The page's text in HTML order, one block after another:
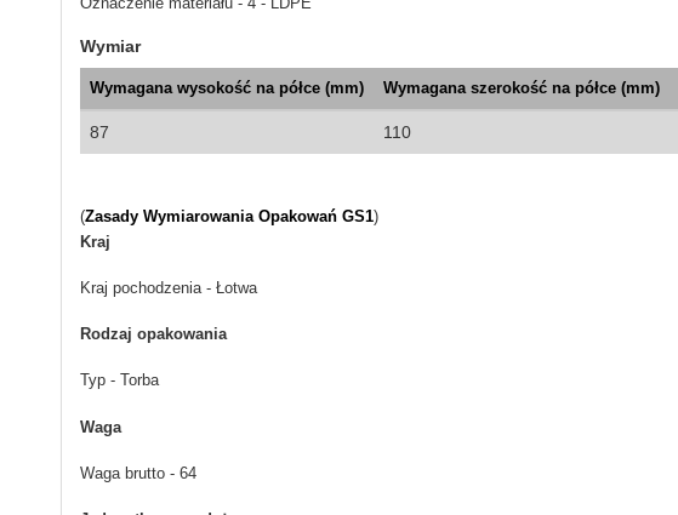
Wymiar
Wymagana wysokość na półce (mm) Wymagana szerokość na półce (mm)
87 110
(Zasady Wymiarowania Opakowań GS1)
Kraj
Kraj pochodzenia - Łotwa
Rodzaj opakowania
Typ - Torba
Waga
Waga brutto - 64